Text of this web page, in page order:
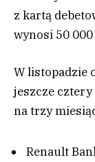
z kartą
wynosi 50 000
W listopadzie
jeszcze
na trzy
Renault